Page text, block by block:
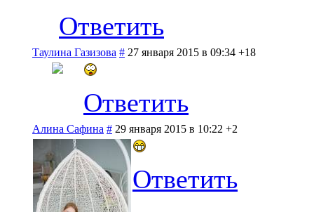
Ответить
Таулина Газизова # 27 января 2015 в 09:34 +18
Ответить
Алина Сафина # 29 января 2015 в 10:22 +2
Ответить